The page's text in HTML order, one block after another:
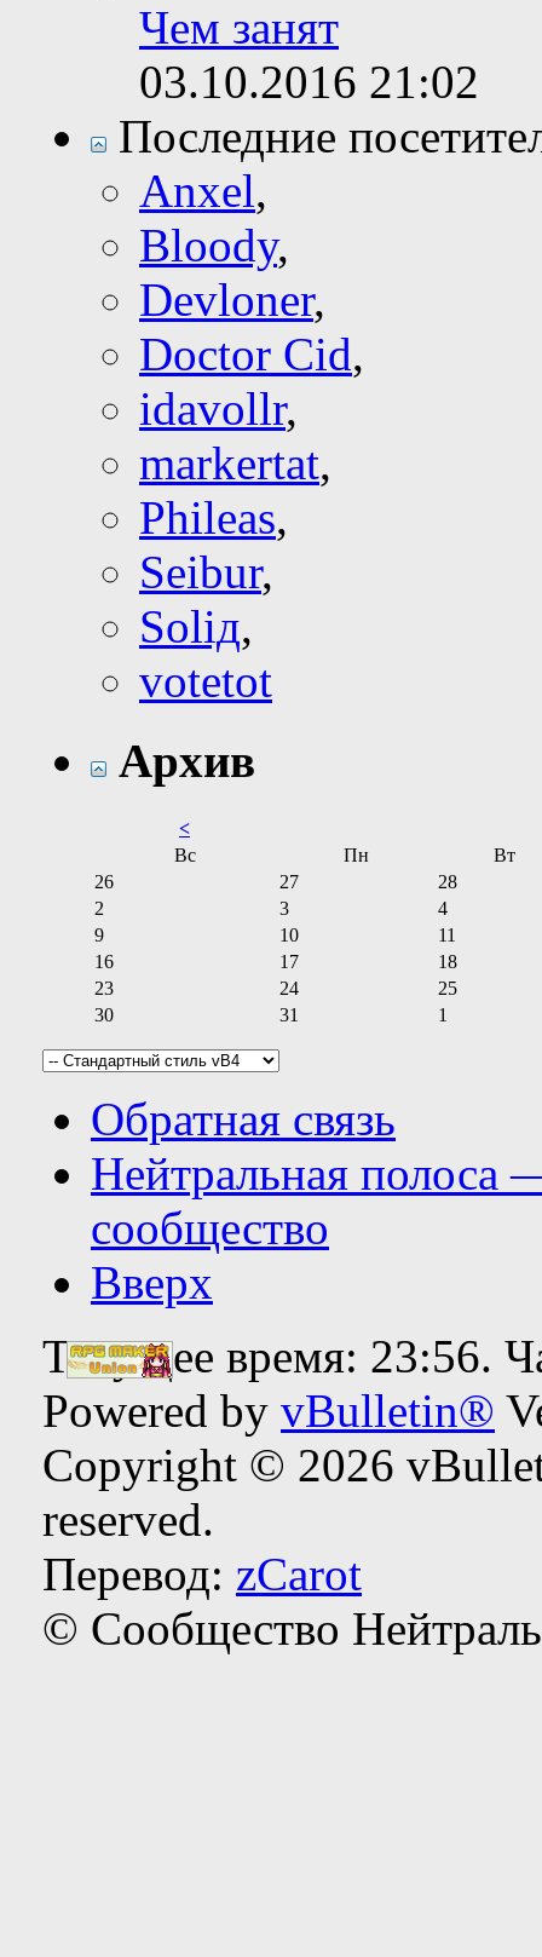
Чем занят
03.10.2016 21:02
Последние
Anxel,
Bloody,
Devloner,
Doctor Cid,
idavollr,
markertat,
Phileas,
Seibur,
Soliд,
votetot
Архив
<
Вс
Пн
Вт
26
27
28
2
3
4
9
10
11
16
17
18
23
24
25
30
31 1
Обратная связь
Нейтральная полоса
сообщество
Вверх
Текущее время: 23:56.
Powered by vBulletin®
Copyright © 2026
reserved.
Перевод: zCarot
© Сообщество